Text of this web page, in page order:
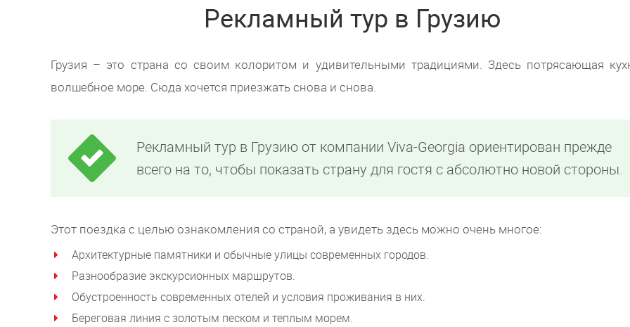
Рекламный тур в Грузию
Грузия – это страна со своим колоритом и удивительными традициями. Здесь потрясающая
волшебное море. Сюда хочется приезжать снова и снова.
Рекламный тур в Грузию от компании Viva-Georgia ориентирован прежде
всего на то, чтобы показать страну для гостя с абсолютно новой стороны.
Этот поездка с целью ознакомления со страной, а увидеть здесь можно очень многое:
Архитектурные памятники и обычные улицы современных городов.
Разнообразие экскурсионных маршрутов.
Обустроенность современных отелей и условия проживания в них.
Береговая линия с золотым песком и теплым морем.